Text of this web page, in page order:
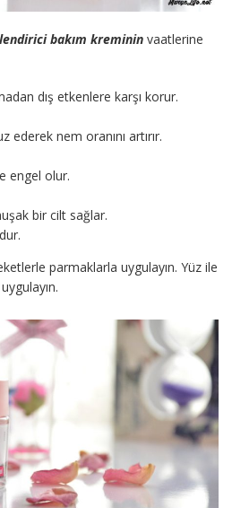
bakım kreminin vaatlerine
dış etkenlere karşı korur.
nem oranını artırır.
engel olur.
bir cilt sağlar.
parmaklarla uygulayın. Yüz ile